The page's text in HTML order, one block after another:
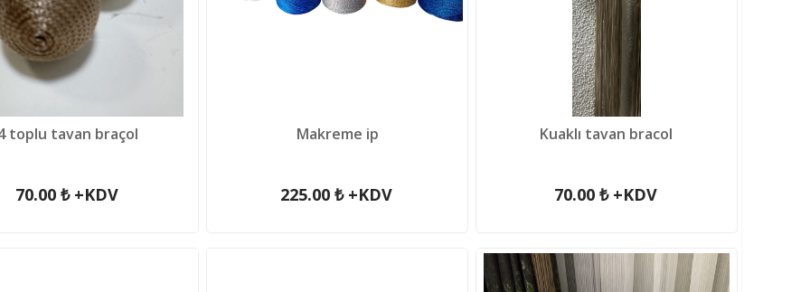
toplu tavan braçol
70.00 ₺ +KDV
Makreme ip
225.00 ₺ +KDV
Kuaklı tavan bracol
70.00 ₺ +KDV